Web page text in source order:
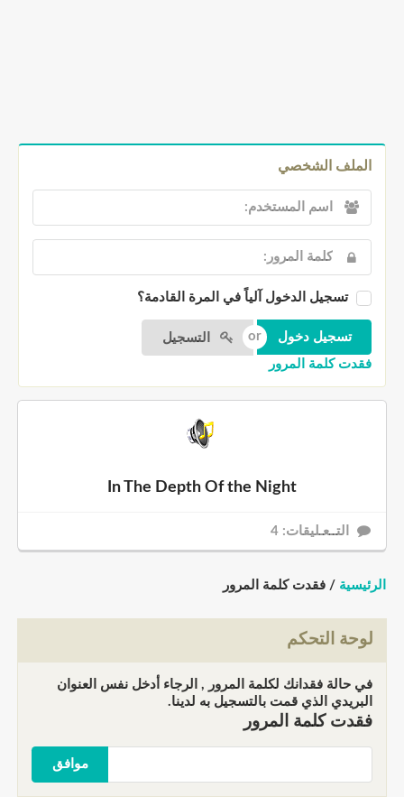
الملف الشخصي
تسجيل الدخول آلياً في المرة القادمة؟
التسجيل
فقدت كلمة المرور
In The Depth Of the Night
التــعـليقات: 4
الرئيسية / فقدت كلمة المرور
لوحة التحكم
في حالة فقدانك لكلمة المرور , الرجاء أدخل نفس العنوان
البريدي الذي قمت بالتسجيل به لدينا.
فقدت كلمة المرور
موافق